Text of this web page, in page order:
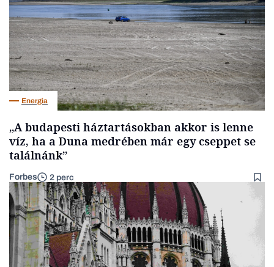
Energia
„A budapesti háztartásokban akkor is lenne
víz, ha a Duna medrében már egy cseppet se
találnánk”
Forbes 2 perc